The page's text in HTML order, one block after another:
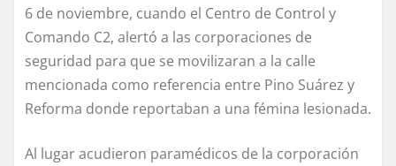
6 de noviembre, cuando el Centro de Control y
Comando C2, alertó a las corporaciones de
seguridad para que se movilizaran a la calle
mencionada como referencia entre Pino Suárez y
Reforma donde reportaban a una fémina lesionada.
Al lugar acudieron paramédicos de la corporación